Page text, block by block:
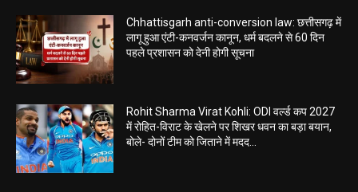
Chhattisgarh anti-conversion law: छत्तीसगढ़ में
लागू हुआ एंटी-कनवर्जन कानून, धर्म बदलने से 60 दिन
पहले प्रशासन को देनी होगी सूचना
Rohit Sharma Virat Kohli: ODI वर्ल्ड कप 2027
में रोहित-विराट के खेलने पर शिखर धवन का बड़ा बयान,
बोले- दोनों टीम को जिताने में मदद...